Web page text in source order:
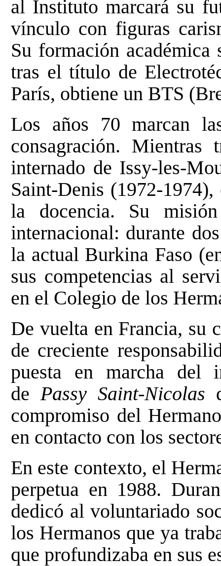
al Instituto marcará su
vínculo con figuras
Su formación
tras el título de
París, obtiene un BTS
Los años 70 marcan
consagración.
internado de Issy-les-
Saint-Denis (1972-
la docencia. Su
internacional: durante
la actual Burkina Faso
sus competencias al
en el Colegio de los
De vuelta en Francia, su
de creciente
puesta en marcha del
dePassy Saint-Nicolas
compromiso del
en contacto con los
En este contexto, el
perpetua en 1988.
dedicó al voluntariado
los Hermanos que ya
que profundizaba en sus